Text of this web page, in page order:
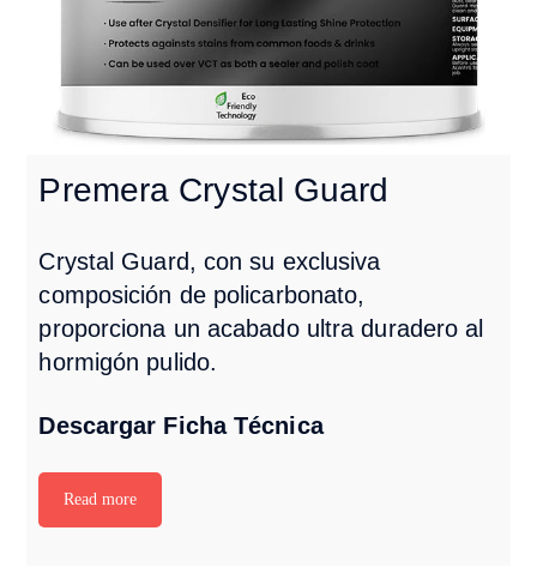
Premera Crystal Guard
Crystal Guard, con su exclusiva
composición de policarbonato,
proporciona un acabado ultra duradero al
hormigón pulido.
Descargar Ficha Técnica
Read more